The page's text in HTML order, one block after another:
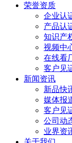
荣誉资质
企业认
产品认
知识产
视频中
在线看
客户见
新闻资讯
新品快
媒体报
客户见
公司动
业界资